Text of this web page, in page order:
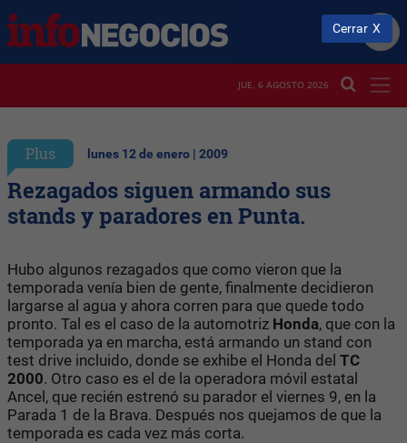
JUE. 6 AGOSTO 2026
Plus lunes 12 de enero | 2009
Rezagados siguen armando sus
stands y paradores en Punta.
Hubo algunos rezagados que como vieron que la
temporada venía bien de gente, finalmente decidieron
largarse al agua y ahora corren para que quede todo
pronto. Tal es el caso de la automotriz Honda, que con la
temporada ya en marcha, está armando un stand con
test drive incluido, donde se exhibe el Honda del TC
2000. Otro caso es el de la operadora móvil estatal
Ancel, que recién estrenó su parador el viernes 9, en la
Parada 1 de la Brava. Después nos quejamos de que la
temporada es cada vez más corta.
Cerrar